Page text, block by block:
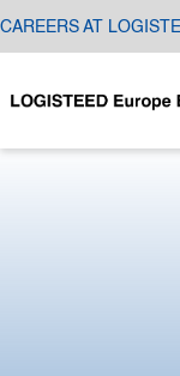
CAREERS AT